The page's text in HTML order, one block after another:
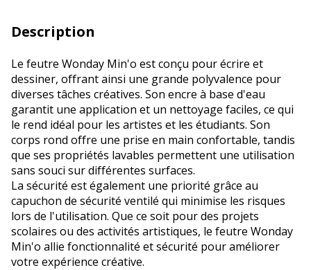
Description
Le feutre Wonday Min'o est conçu pour écrire et
dessiner, offrant ainsi une grande polyvalence pour
diverses tâches créatives. Son encre à base d'eau
garantit une application et un nettoyage faciles, ce qui
le rend idéal pour les artistes et les étudiants. Son
corps rond offre une prise en main confortable, tandis
que ses propriétés lavables permettent une utilisation
sans souci sur différentes surfaces.
La sécurité est également une priorité grâce au
capuchon de sécurité ventilé qui minimise les risques
lors de l'utilisation. Que ce soit pour des projets
scolaires ou des activités artistiques, le feutre Wonday
Min'o allie fonctionnalité et sécurité pour améliorer
votre expérience créative.